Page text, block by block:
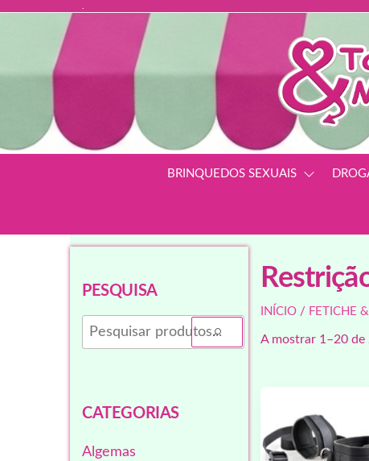
BRINQUEDOS SEXUAIS
INÍCIO / FETICHE
A mostrar 1–20
PESQUISA
CATEGORIAS
Algemas